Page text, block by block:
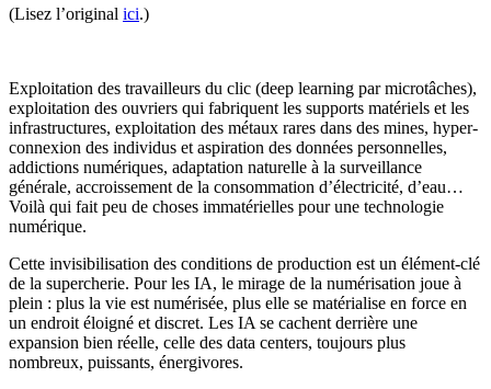
(Lisez l’original ici.)
Exploitation des travailleurs du clic (deep learning par microtâches),
exploitation des ouvriers qui fabriquent les supports matériels et les
infrastructures, exploitation des métaux rares dans des mines, hyper-
connexion des individus et aspiration des données personnelles,
addictions numériques, adaptation naturelle à la surveillance
générale, accroissement de la consommation d’électricité, d’eau…
Voilà qui fait peu de choses immatérielles pour une technologie
numérique.
Cette invisibilisation des conditions de production est un élément-clé
de la supercherie. Pour les IA, le mirage de la numérisation joue à
plein : plus la vie est numérisée, plus elle se matérialise en force en
un endroit éloigné et discret. Les IA se cachent derrière une
expansion bien réelle, celle des data centers, toujours plus
nombreux, puissants, énergivores.